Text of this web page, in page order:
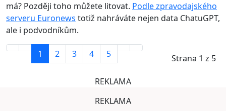
má? Později toho můžete litovat. Podle zpravodajského
serveru Euronews totiž nahráváte nejen data ChatuGPT,
ale i podvodníkům.
Strana 1 z 5
1 2 3 4 5
REKLAMA
REKLAMA